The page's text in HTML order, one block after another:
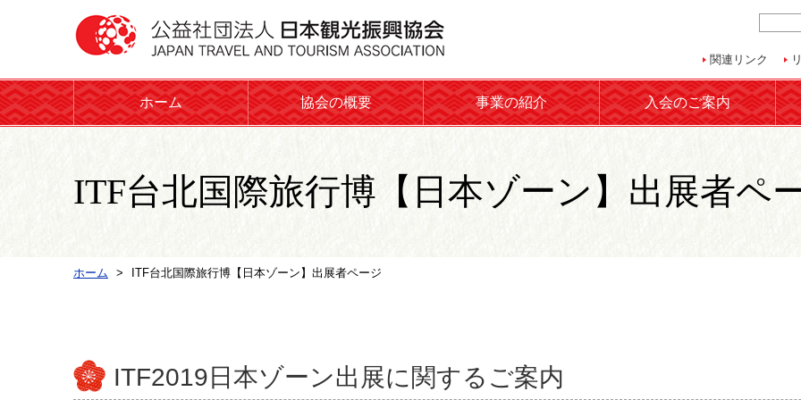
関連リンク
ホーム 協会の概要 事業の紹介 入会のご案内
ITF台北国際旅行博【日本ゾーン】出展者ペ
ホーム ITF台北国際旅行博【日本ゾーン】出展者ページ
ITF2019日本ゾーン出展に関するご案内